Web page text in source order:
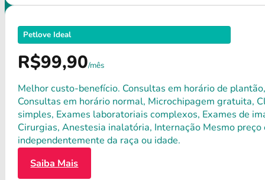
Petlove Ideal
R$99,90/mês
Melhor custo-benefício. Consultas em horário de
Consultas em horário normal, Microchipagem gratuita,
simples, Exames laboratoriais complexos, Exames de
Cirurgias, Anestesia inalatória, Internação Mesmo
independentemente da raça ou idade.
Saiba Mais